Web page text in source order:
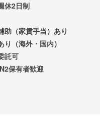
休2日制
助（家賃手当）あり
り（海外・国内）
託可
保有者歓迎